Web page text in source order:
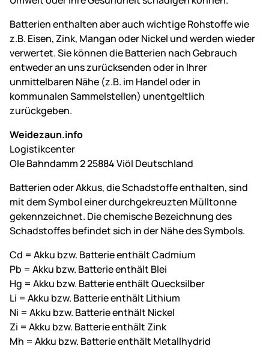
Batterien enthalten aber auch wichtige Rohstoffe wie
z.B. Eisen, Zink, Mangan oder Nickel und werden wieder
verwertet. Sie können die Batterien nach Gebrauch
entweder an uns zurücksenden oder in Ihrer
unmittelbaren Nähe (z.B. im Handel oder in
kommunalen Sammelstellen) unentgeltlich
zurückgeben.
Weidezaun.info
Logistikcenter
Ole Bahndamm 2 25884 Viöl Deutschland
Batterien oder Akkus, die Schadstoffe enthalten, sind
mit dem Symbol einer durchgekreuzten Mülltonne
gekennzeichnet. Die chemische Bezeichnung des
Schadstoffes befindet sich in der Nähe des Symbols.
Cd = Akku bzw. Batterie enthält Cadmium
Pb = Akku bzw. Batterie enthält Blei
Hg = Akku bzw. Batterie enthält Quecksilber
Li = Akku bzw. Batterie enthält Lithium
Ni = Akku bzw. Batterie enthält Nickel
Zi = Akku bzw. Batterie enthält Zink
Mh = Akku bzw. Batterie enthält Metallhydrid